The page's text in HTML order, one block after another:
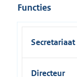
k
:
Functies
Secretariaat
Directeur